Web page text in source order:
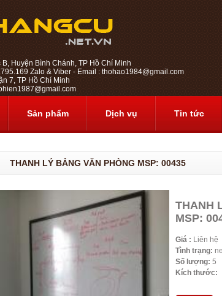
Huyện Bình Chánh, TP Hồ Chí Minh
Zalo & Viber - Email : thohao1984@gmail.com
7, TP Hồ Chí Minh
Sản phẩm Dịch vụ Tin tức
THANH LÝ BẢNG VĂN PHÒNG MSP: 00435
THANH
MSP:
Giá : Liên hệ
Tình trạng:
Số lượng: 5
Kích thước: